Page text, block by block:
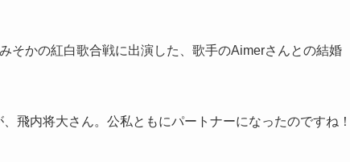
そかの紅白歌合戦に出演した、歌手のAimerさんとの結婚
飛内将大さん。公私ともにパートナーになったのですね